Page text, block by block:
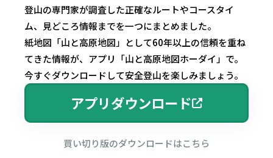
登山の専門家が調査した正確なルートやコースタイ
ム、見どころ情報までを一つにまとめました。
紙地図「山と高原地図」として60年以上の信頼を重ね
てきた情報が、アプリ「山と高原地図ホーダイ」で。
今すぐダウンロードして安全登山を楽しみましょう。
アプリダウンロード
買い切り版のダウンロードはこちら